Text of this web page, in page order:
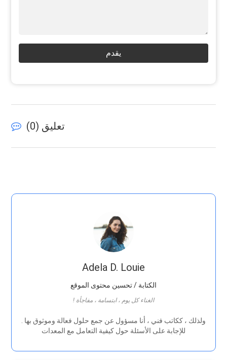
يقدم
تعليق ( 0
)
Adela D. Louie
الكتابة / تحسين محتوى الموقع
! الغناء كل يوم ، ابتسامة ، مفاجأة
. ولذلك ، ككاتب فني ، أنا مسؤول عن جمع حلول فعالة وموثوق بها
للإجابة على الأسئلة حول كيفية التعامل مع المعدات